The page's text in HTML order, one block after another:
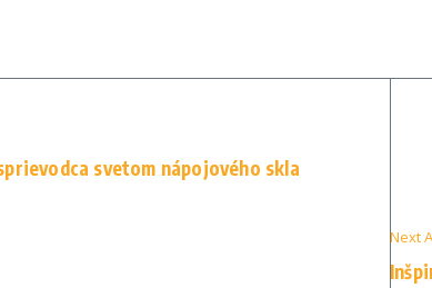
svetom nápojového skla
Next